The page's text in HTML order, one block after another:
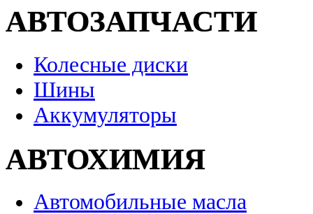
АВТОЗАПЧАСТИ
Колесные диски
Шины
Аккумуляторы
АВТОХИМИЯ
Автомобильные масла